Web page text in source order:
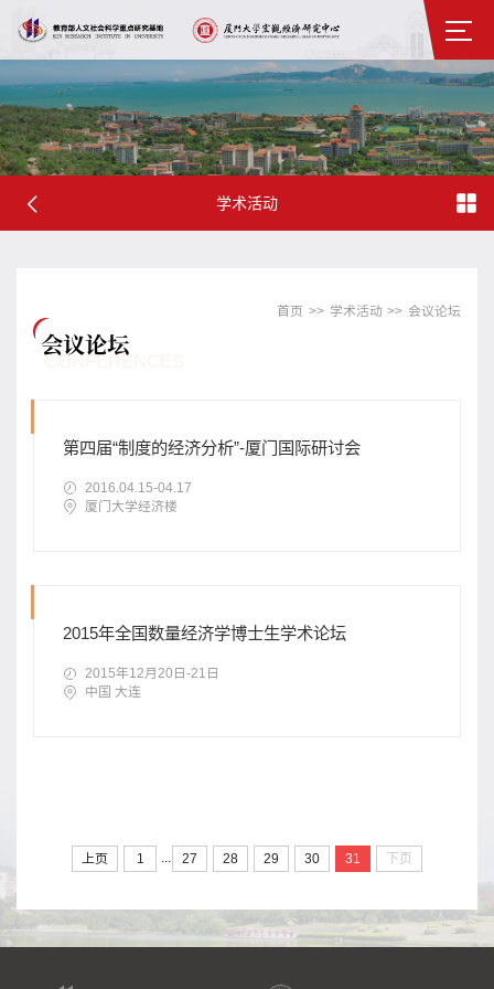
学术活动
会议论坛
CONFERENCES
首页 >> 学术活动 >> 会议论坛
第四届“制度的经济分析”-厦门国际研讨会
2016.04.15-04.17
厦门大学经济楼
2015年全国数量经济学博士生学术论坛
2015年12月20日-21日
中国 大连
上页 1 ... 27 28 29 30 31 下页